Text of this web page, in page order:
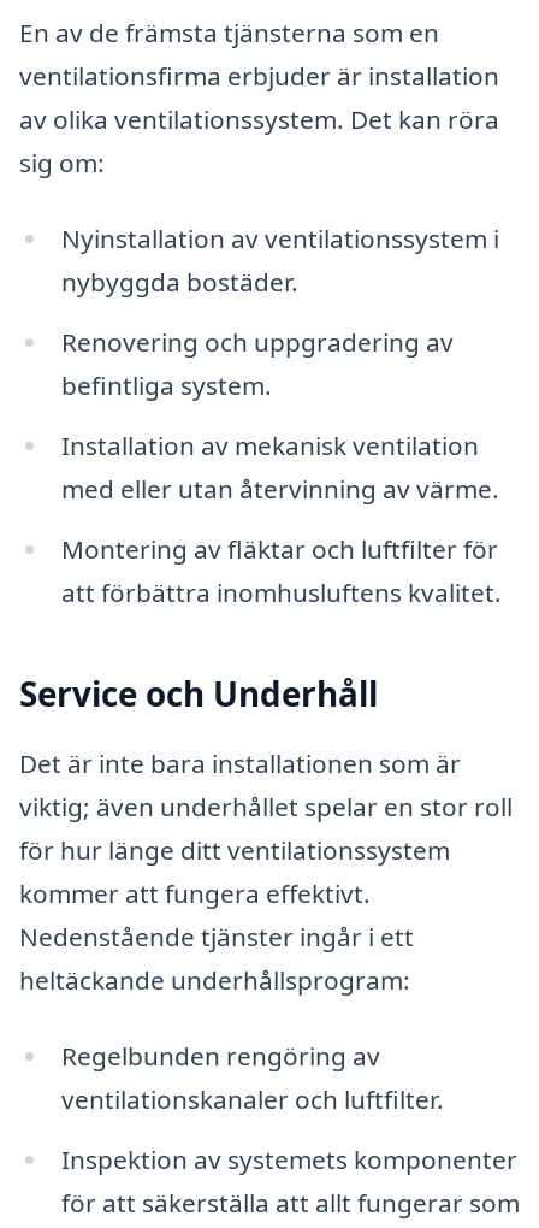
En av de främsta tjänsterna som en
ventilationsfirma erbjuder är installation
av olika ventilationssystem. Det kan röra
sig om:
Nyinstallation av ventilationssystem i
nybyggda bostäder.
Renovering och uppgradering av
befintliga system.
Installation av mekanisk ventilation
med eller utan återvinning av värme.
Montering av fläktar och luftfilter för
att förbättra inomhusluftens kvalitet.
Service och Underhåll
Det är inte bara installationen som är
viktig; även underhållet spelar en stor roll
för hur länge ditt ventilationssystem
kommer att fungera effektivt.
Nedenstående tjänster ingår i ett
heltäckande underhållsprogram:
Regelbunden rengöring av
ventilationskanaler och luftfilter.
Inspektion av systemets komponenter
för att säkerställa att allt fungerar som